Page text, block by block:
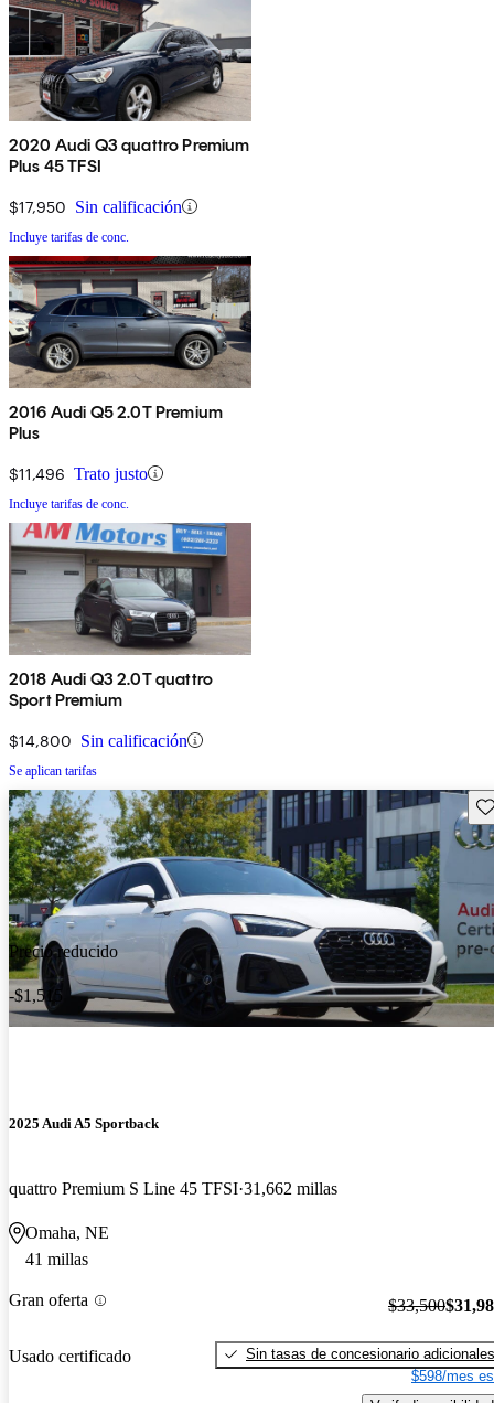
2020 Audi Q3 quattro Premium
Plus 45 TFSI
$17,950 Sin calificación
Incluye tarifas de conc.
2016 Audi Q5 2.0T Premium
Plus
$11,496 Trato justo
Incluye tarifas de conc.
2018 Audi Q3 2.0T quattro
Sport Premium
$14,800 Sin calificación
Se aplican tarifas
Precio reducido
-$1,515
2025 Audi A5 Sportback
quattro Premium S Line 45 TFSI 31,662 millas
Omaha, NE
41 millas
Gran oferta
Usado certificado
$33,500
Sin tasas de concesionario adicionales
$598/mes